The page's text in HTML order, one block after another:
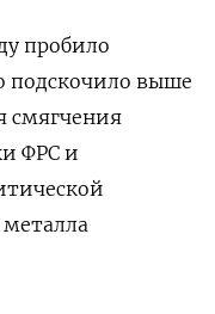
пробило
подскочило выше
смягчения
ФРС и